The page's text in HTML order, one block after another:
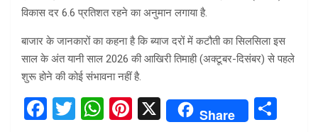
विकास दर 6.6 प्रतिशत रहने का अनुमान लगाया है.
बाजार के जानकारों का कहना है कि ब्याज दरों में कटौती का सिलसिला इस
साल के अंत यानी साल 2026 की आखिरी तिमाही (अक्टूबर-दिसंबर) से पहले
शुरू होने की कोई संभावना नहीं है.
F
T
W
Pi X Share